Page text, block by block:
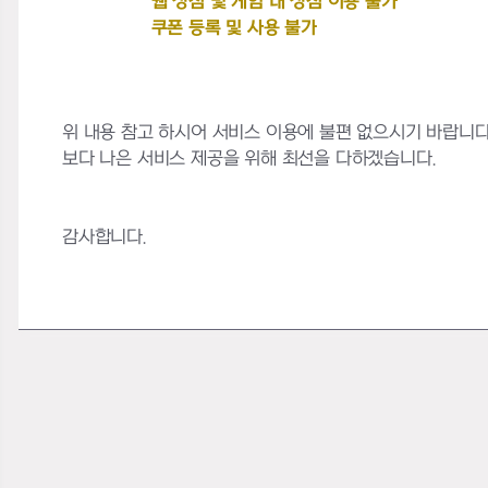
쿠폰 등록 및 사용 불가
위 내용 참고 하시어 서비스 이용에 불편 없으시기 바랍니
보다 나은 서비스 제공을 위해 최선을 다하겠습니다.
감사합니다.